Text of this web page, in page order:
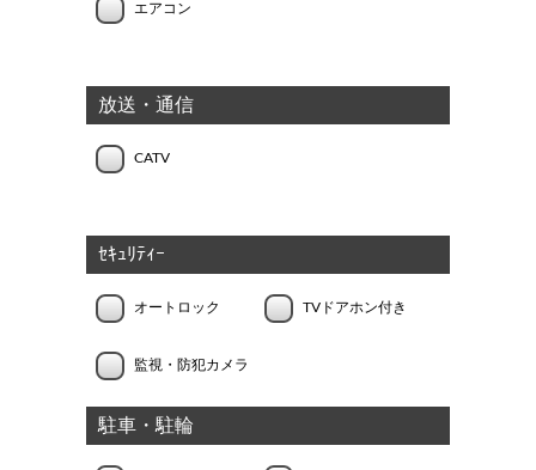
エアコン
放送・通信
CATV
ｾｷｭﾘﾃｨｰ
オートロック TVドアホン付き
監視・防犯カメラ
駐車・駐輪